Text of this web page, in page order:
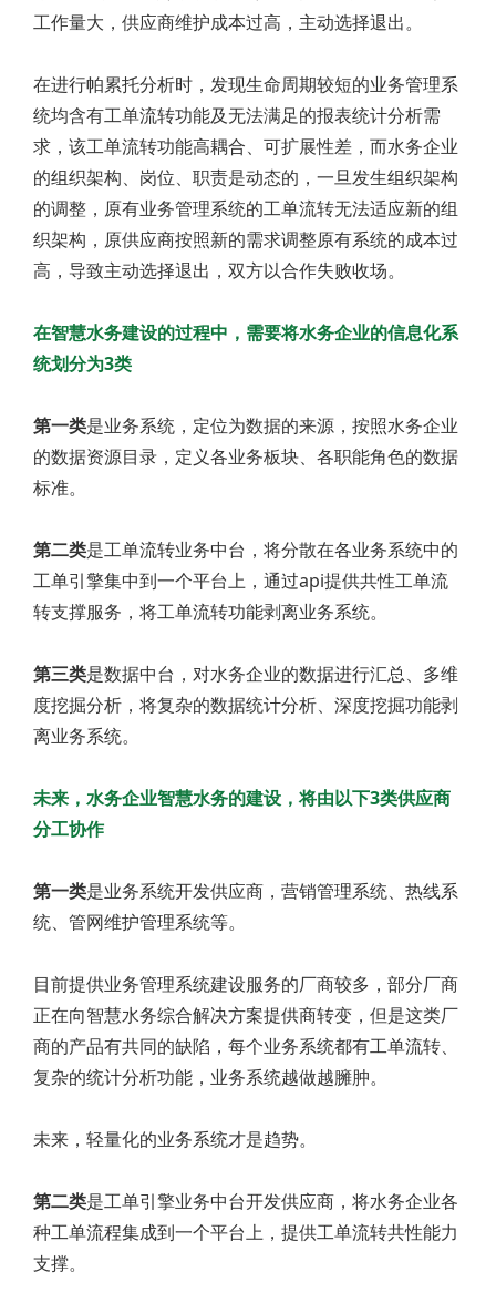
工作量大，供应商维护成本过高，主动选择退出。
在进行帕累托分析时，发现生命周期较短的业务管理系
统均含有工单流转功能及无法满足的报表统计分析需
求，该工单流转功能高耦合、可扩展性差，而水务企业
的组织架构、岗位、职责是动态的，一旦发生组织架构
的调整，原有业务管理系统的工单流转无法适应新的组
织架构，原供应商按照新的需求调整原有系统的成本过
高，导致主动选择退出，双方以合作失败收场。
在智慧水务建设的过程中，需要将水务企业的信息化系
统划分为3类
第一类是业务系统，定位为数据的来源，按照水务企业
的数据资源目录，定义各业务板块、各职能角色的数据
标准。
第二类是工单流转业务中台，将分散在各业务系统中的
工单引擎集中到一个平台上，通过api提供共性工单流
转支撑服务，将工单流转功能剥离业务系统。
第三类是数据中台，对水务企业的数据进行汇总、多维
度挖掘分析，将复杂的数据统计分析、深度挖掘功能剥
离业务系统。
未来，水务企业智慧水务的建设，将由以下3类供应商
分工协作
第一类是业务系统开发供应商，营销管理系统、热线系
统、管网维护管理系统等。
目前提供业务管理系统建设服务的厂商较多，部分厂商
正在向智慧水务综合解决方案提供商转变，但是这类厂
商的产品有共同的缺陷，每个业务系统都有工单流转、
复杂的统计分析功能，业务系统越做越臃肿。
未来，轻量化的业务系统才是趋势。
第二类是工单引擎业务中台开发供应商，将水务企业各
种工单流程集成到一个平台上，提供工单流转共性能力
支撑。